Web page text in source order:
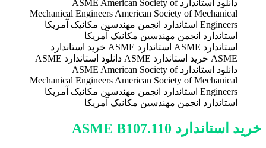
استاندارد ASME استاندارد ASME خرید استاندارد
ASME خرید استاندارد ASME دانلود استاندارد ASME
دانلود استاندارد ASME American Society of
Mechanical Engineers American Society of Mechanical
Engineers استاندارد انجمن مهندسين مکانيک آمريکا
استاندارد انجمن مهندسين مکانيک آمريکا
خرید استاندارد ASME B107.110